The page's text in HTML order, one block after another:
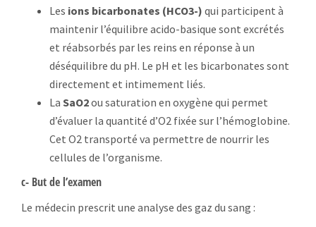
Les ions bicarbonates (HCO3-) qui participent à
maintenir l’équilibre acido-basique sont excrétés
et réabsorbés par les reins en réponse à un
déséquilibre du pH. Le pH et les bicarbonates sont
directement et intimement liés.
La SaO2ou saturation en oxygène qui permet
d’évaluer la quantité d’O2 fixée sur l’hémoglobine.
Cet O2 transporté va permettre de nourrir les
cellules de l’organisme.
c- But de l’examen
Le médecin prescrit une analyse des gaz du sang :